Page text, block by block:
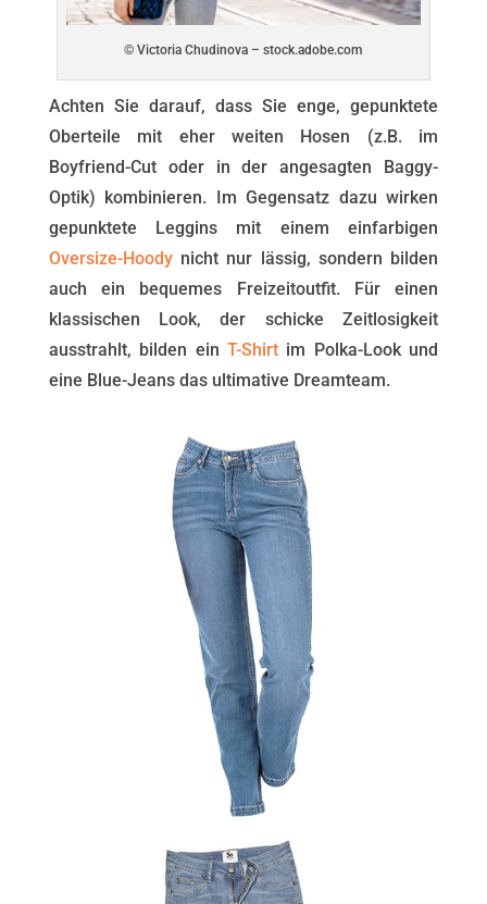
© Victoria Chudinova – stock.adobe.com
Achten Sie darauf, dass Sie enge, gepunktete
Oberteile mit eher weiten Hosen (z.B. im
Boyfriend-Cut oder in der angesagten Baggy-
Optik) kombinieren. Im Gegensatz dazu wirken
gepunktete Leggins mit einem einfarbigen
Oversize-Hoodynicht nur lässig, sondern bilden
auch ein bequemes Freizeitoutfit. Für einen
klassischen Look, der schicke Zeitlosigkeit
ausstrahlt, bilden ein T-Shirt im Polka-Look und
eine Blue-Jeans das ultimative Dreamteam.